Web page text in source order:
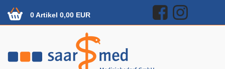
0 Artikel 0,00 EUR